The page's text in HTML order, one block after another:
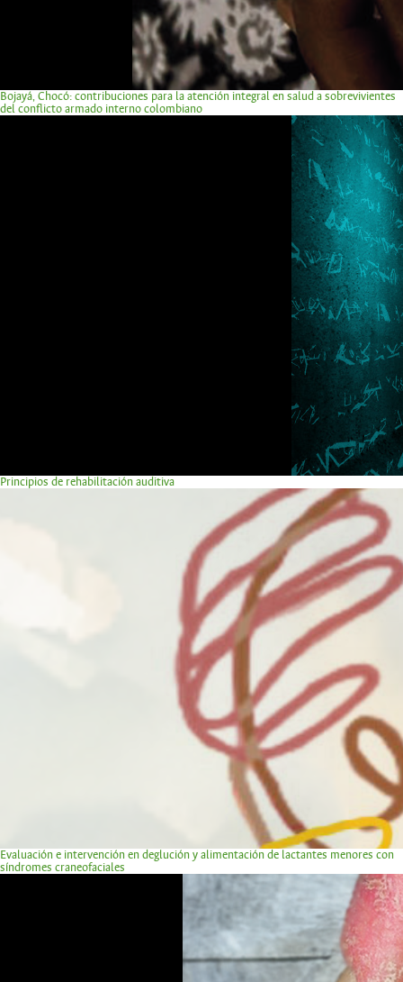
Bojayá, Chocó: contribuciones para la atención integral en salud a sobrevivientes
del conflicto armado interno colombiano
Principios de rehabilitación auditiva
Evaluación e intervención en deglución y alimentación de lactantes menores con
síndromes craneofaciales